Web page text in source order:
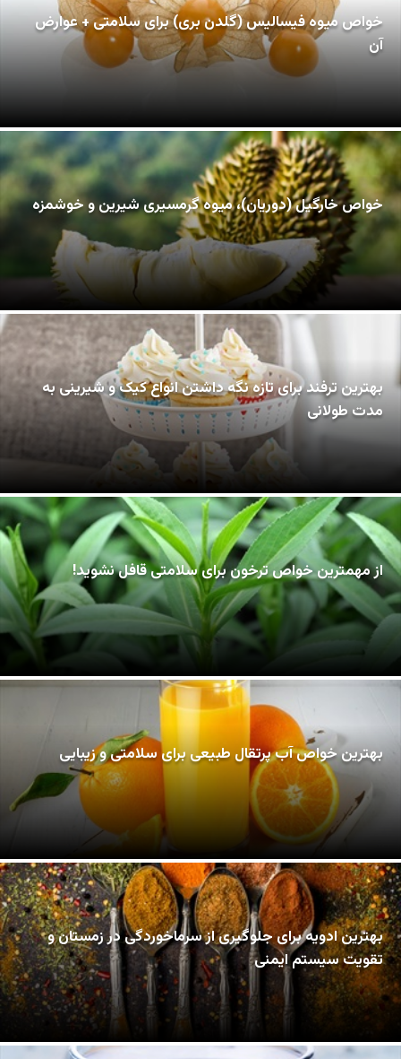
خواص میوه فیسالیس (گلدن بری) برای سلامتی + عوارض
آن
خواص خارگیل (دوریان)، میوه گرمسیری شیرین و خوشمزه
بهترین ترفند برای تازه نگه داشتن انواع کیک و شیرینی به
مدت طولانی
از مهمترین خواص ترخون برای سلامتی قافل نشوید!
بهترین خواص آب پرتقال طبیعی برای سلامتی و زیبایی
بهترین ادویه برای جلوگیری از سرماخوردگی در زمستان و
تقویت سیستم ایمنی